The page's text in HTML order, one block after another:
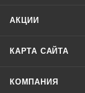
АКЦИИ
КАРТА САЙТА
КОМПАНИЯ